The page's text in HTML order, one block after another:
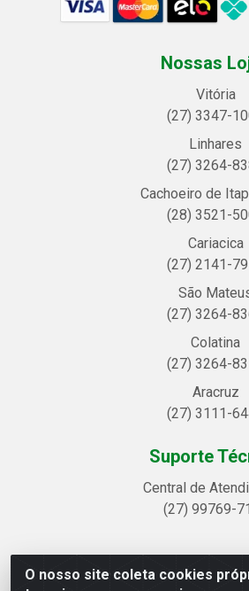
O nosso site coleta cookies
Nossas
Vitória
(27) 3347-
Linhares
(27) 3264-
Cachoeiro de
(28) 3521-
Cariacica
(27) 2141-
São
(27) 3264-
Colatina
(27) 3264-
Aracruz
(27) 3111-
Suporte
Central de
(27) 99769-
Linhavix Distribuidora LTDA -